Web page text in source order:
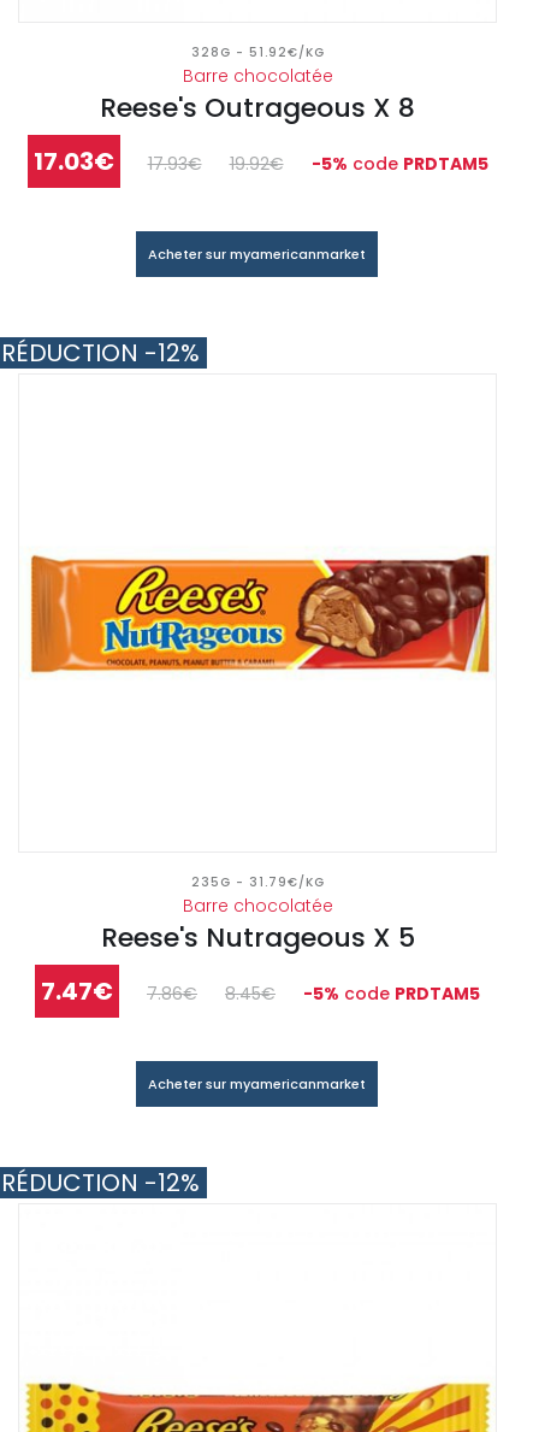
328G - 51.92€/KG
Barre chocolatée
Reese's Outrageous X 8
17.03€ 17.93€ 19.92€ -5% code PRDTAM5
Acheter sur myamericanmarket
235G - 31.79€/KG
Barre chocolatée
Reese's Nutrageous X 5
7.47€ 7.86€ 8.45€ -5% code PRDTAM5
RÉDUCTION -12%
Acheter sur myamericanmarket
RÉDUCTION -12%